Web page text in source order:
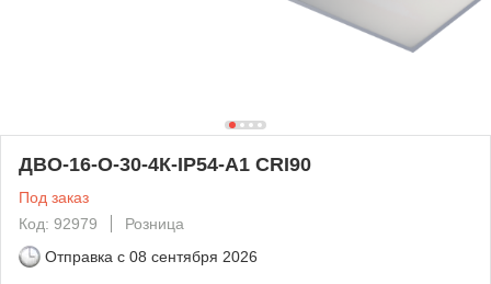
ДВО-16-O-30-4К-IP54-А1 CRI90
Под заказ
Код: 92979
Розница
Отправка с 08 сентября 2026